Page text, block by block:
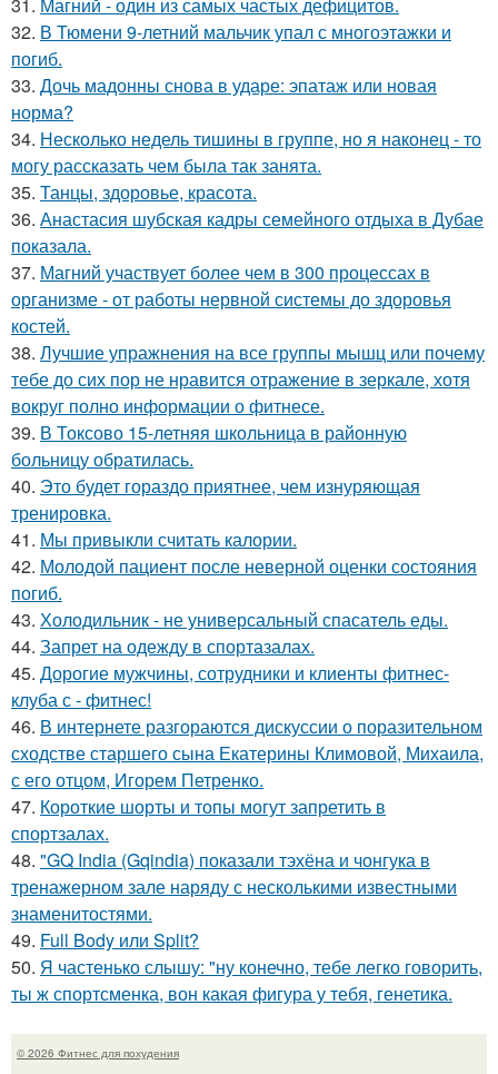
31. Магний - один из самых частых дефицитов.
32. В Тюмени 9-летний мальчик упал с многоэтажки и
погиб.
33. Дочь мадонны снова в ударе: эпатаж или новая
норма?
34. Несколько недель тишины в группе, но я наконец - то
могу рассказать чем была так занята.
35. Танцы, здоровье, красота.
36. Анастасия шубская кадры семейного отдыха в Дубае
показала.
37. Магний участвует более чем в 300 процессах в
организме - от работы нервной системы до здоровья
костей.
38. Лучшие упражнения на все группы мышц или почему
тебе до сих пор не нравится отражение в зеркале, хотя
вокруг полно информации о фитнесе.
39. В Токсово 15-летняя школьница в районную
больницу обратилась.
40. Это будет гораздо приятнее, чем изнуряющая
тренировка.
41. Мы привыкли считать калории.
42. Молодой пациент после неверной оценки состояния
погиб.
43. Холодильник - не универсальный спасатель еды.
44. Запрет на одежду в спортазалах.
45. Дорогие мужчины, сотрудники и клиенты фитнес-
клуба с - фитнес!
46. В интернете разгораются дискуссии о поразительном
сходстве старшего сына Екатерины Климовой, Михаила,
с его отцом, Игорем Петренко.
47. Короткие шорты и топы могут запретить в
спортзалах.
48. "GQ India (Gqindia) показали тэхёна и чонгука в
тренажерном зале наряду с несколькими известными
знаменитостями.
49. Full Body или Split?
50. Я частенько слышу: "ну конечно, тебе легко говорить,
ты ж спортсменка, вон какая фигура у тебя, генетика.
© 2026 Фитнес для похудения